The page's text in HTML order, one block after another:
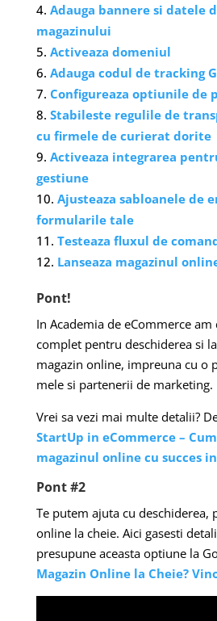
Adauga bannere si datele
magazinului
Activeaza domeniul
Adauga codul de tracking
Configureaza optiunile de
Stabileste regulile de
cu firmele de curierat dorite
Activeaza integrarea
gestiune
Ajusteaza sabloanele de
formularile tale
Testeaza fluxul de
Lanseaza magazinul
Pont!
In Academia de eCommerce
complet pentru deschiderea si
magazin online, impreuna cu o
mele si partenerii de marketing.
Vrei sa vezi mai multe detalii?
StartUp in eCommerce –
magazinul online cu succes
Pont #2
Te putem ajuta cu deschiderea,
online la cheie. Aici gasesti
presupune aceasta optiune la
Magazin Online la Cheie?